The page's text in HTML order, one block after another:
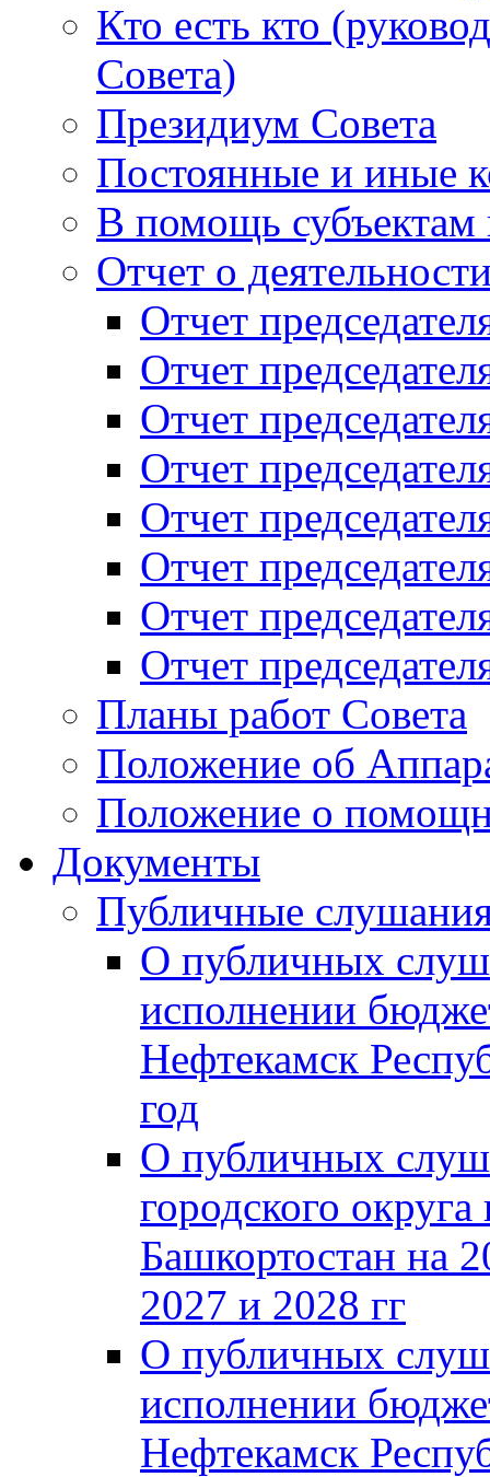
Кто есть кто
Совета)
Президиум Совета
Постоянные и иные
В помощь субъектам
Отчет о
Отчет
Отчет
Отчет
Отчет
Отчет
Отчет
Отчет
Отчет
Планы работ Совета
Положение об
Положение о
Документы
Публичные
О публичных
исполнении
Нефтекамск
год
О публичных
городского
Башкортостан на
2027 и 2028 гг
О публичных
исполнении
Нефтекамск